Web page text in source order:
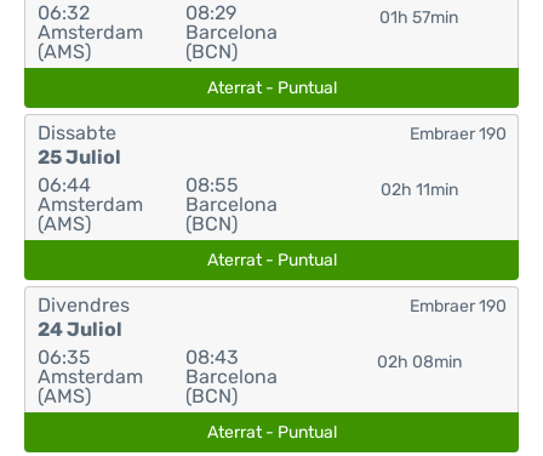
06:32
Amsterdam
(AMS)
08:29
Barcelona
(BCN)
01h 57min
Aterrat - Puntual
Dissabte
25 Juliol
06:44
Amsterdam
(AMS)
08:55
Barcelona
(BCN)
02h 11min
Embraer 190
Aterrat - Puntual
Divendres
24 Juliol
06:35
Amsterdam
(AMS)
08:43
Barcelona
(BCN)
02h 08min
Embraer 190
Aterrat - Puntual